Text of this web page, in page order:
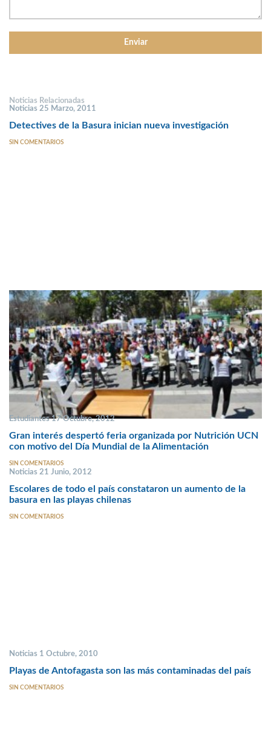
Noticias Relacionadas
Noticias 25 Marzo, 2011
Detectives de la Basura inician nueva investigación
SIN COMENTARIOS
Estudiantes 17 Octubre, 2012
Gran interés despertó feria organizada por Nutrición UCN
con motivo del Día Mundial de la Alimentación
SIN COMENTARIOS
Noticias 21 Junio, 2012
Escolares de todo el país constataron un aumento de la
basura en las playas chilenas
SIN COMENTARIOS
Noticias 1 Octubre, 2010
Playas de Antofagasta son las más contaminadas del país
SIN COMENTARIOS